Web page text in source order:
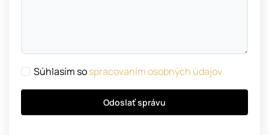
Súhlasím sospracovaním osobných údajov
Odoslať správu